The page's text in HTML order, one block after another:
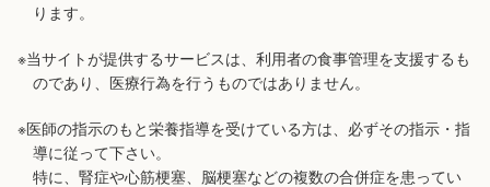
ります。
※当サイトが提供するサービスは、利用者の食事管理を支援するも
のであり、医療行為を行うものではありません。
※医師の指示のもと栄養指導を受けている方は、必ずその指示・指
導に従って下さい。
特に、腎症や心筋梗塞、脳梗塞などの複数の合併症を患ってい